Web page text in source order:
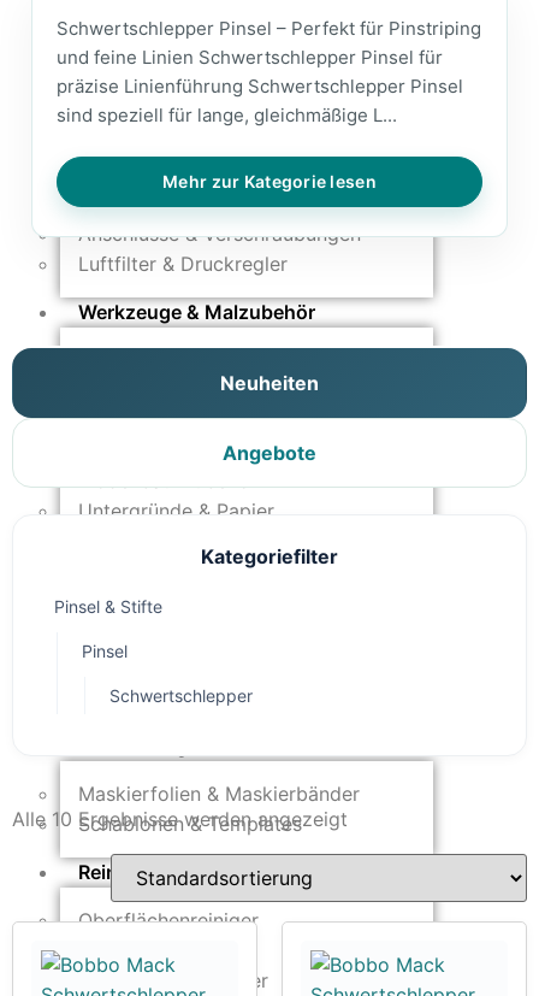
Airbrush-Pistolen
Düsen & Nadeln
Ersatzteile & Tuning
Kompressoren & Lufttechnik
Kompressoren
Schläuche & Kupplungen
Anschlüsse & Verschraubungen
Luftfilter & Druckregler
Werkzeuge & Malzubehör
Pinstriping & Linienführung
Radierer & Schneidewerkzeuge
Plotter & Zubehör
Modellbau-Zubehör
Untergründe & Papier
Oberflächenvorbereitung &
Sandstrahlen & Spezialbehandlungen
Maskierfolien & Maskierbänder
Schablonen & Templates
Reinigung & Pflege
Oberflächenreiniger
Luftreinigung & Filter
Schwertschlepper Pinsel – Perfekt für Pinstriping
und feine Linien Schwertschlepper Pinsel für
präzise Linienführung Schwertschlepper Pinsel
sind speziell für lange, gleichmäßige L...
Mehr zur Kategorie lesen
Neuheiten
Angebote
Kategoriefilter
Pinsel & Stifte
Pinsel
Schwertschlepper
Alle 10 Ergebnisse werden angezeigt